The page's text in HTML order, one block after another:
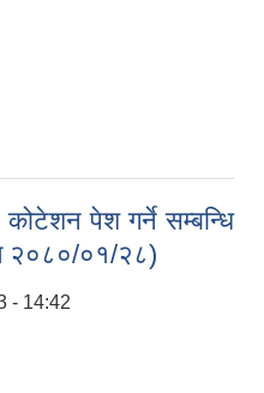
कोटेशन पेश गर्ने सम्बन्धि
२०८०/०१/२८)
- 14:42